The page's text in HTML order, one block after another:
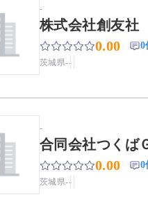
-
株式会社創友社
0.00
0
茨城県--
-
合同会社つくば
0.00
0
茨城県--